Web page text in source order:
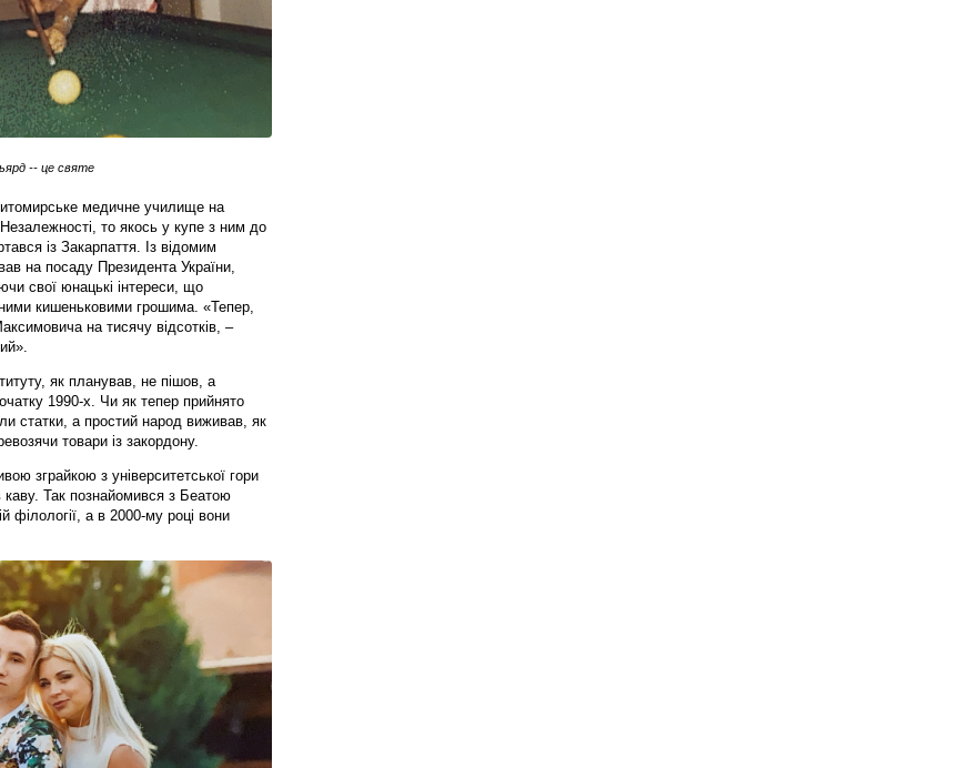
-- це святе
медичне училище на
то якось у купе з ним до
із Закарпаття. Із відомим
на посаду Президента України,
свої юнацькі інтереси, що
кишеньковими грошима. «Тепер,
на тисячу відсотків, –
як планував, не пішов, а
1990-х. Чи як тепер прийнято
статки, а простий народ виживав, як
товари із закордону.
зграйкою з університетської гори
Так познайомився з Беатою
філології, а в 2000-му році вони